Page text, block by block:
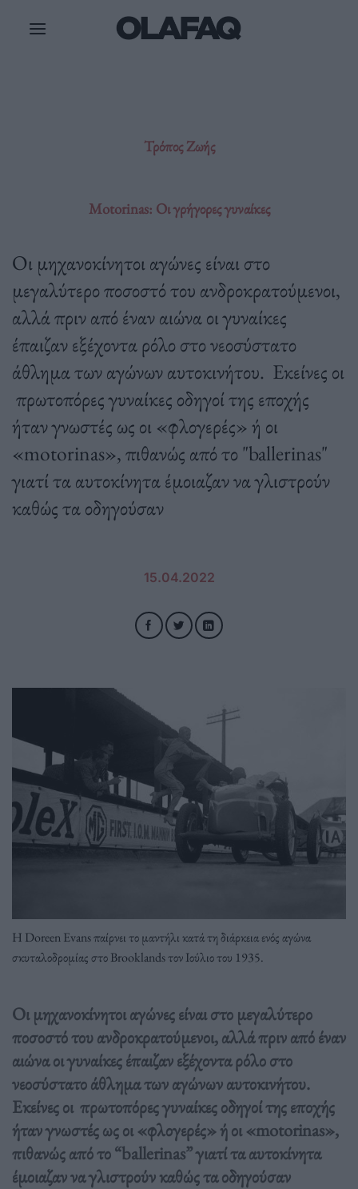
Τρόπος Ζωής
Motorinas: Οι γρήγορες γυναίκες
Οι μηχανοκίνητοι αγώνες είναι στο
μεγαλύτερο ποσοστό του ανδροκρατούμενοι,
αλλά πριν από έναν αιώνα οι γυναίκες
έπαιζαν εξέχοντα ρόλο στο νεοσύστατο
άθλημα των αγώνων αυτοκινήτου. Εκείνες οι
πρωτοπόρες γυναίκες οδηγοί της εποχής
ήταν γνωστές ως οι «φλογερές» ή οι
«motorinas», πιθανώς από το "ballerinas"
γιατί τα αυτοκίνητα έμοιαζαν να γλιστρούν
καθώς τα οδηγούσαν
15.04.2022
Η Doreen Evans παίρνει το μαντήλι κατά τη διάρκεια ενός αγώνα
σκυταλοδρομίας στο Brooklands τον Ιούλιο του 1935.
Οι μηχανοκίνητοι αγώνες είναι στο μεγαλύτερο
ποσοστό του ανδροκρατούμενοι, αλλά πριν από έναν
αιώνα οι γυναίκες έπαιζαν εξέχοντα ρόλο στο
νεοσύστατο άθλημα των αγώνων αυτοκινήτου.
Εκείνες οι πρωτοπόρες γυναίκες οδηγοί της εποχής
ήταν γνωστές ως οι «φλογερές» ή οι «motorinas»,
πιθανώς από το “ballerinas” γιατί τα αυτοκίνητα
έμοιαζαν να γλιστρούν καθώς τα οδηγούσαν